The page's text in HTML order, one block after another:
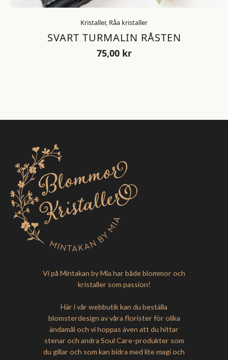
Kristaller, Råa kristaller
SVART TURMALIN RÅSTEN
75,00 kr
Vi på Mintakan by Mia har både blommor och
kristaller som passion!
Här i vår webbutik kan du beställa
blomsterdesign av våra florister för olika
ändamål och vi hoppas även att du hittar
stenar och andra Soul Care-produkter som
du gillar och som kan bidra med lite magi och